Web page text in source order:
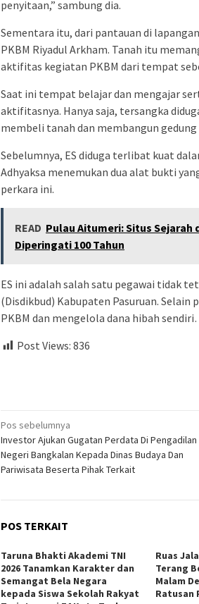
penyitaan,” sambung dia.
Sementara itu, dari pantauan di
PKBM Riyadul Arkham. Tanah itu
aktifitas kegiatan PKBM dari tempat
Saat ini tempat belajar dan mengajar
aktifitasnya. Hanya saja, tersangka
membeli tanah dan membangun gedung
Sebelumnya, ES diduga terlibat kuat
Adhyaksa menemukan dua alat bukti
perkara ini.
READ Pulau Aitumeri: Situs Sejarah
Diperingati 100 Tahun
ES ini adalah salah satu pegawai tidak
(Disdikbud) Kabupaten Pasuruan.
PKBM dan mengelola dana hibah
Post Views: 836
Navigasi
pos
Pos sebelumnya
Investor Ajukan Gugatan Perdata Di Pengadilan
Negeri Bangkalan Kepada Dinas Budaya Dan
Pariwisata Beserta Pihak Terkait
POS TERKAIT
Taruna Bhakti Akademi TNI
2026 Tanamkan Karakter dan
Semangat Bela Negara
kepada Siswa Sekolah Rakyat
Ruas
Terang
Malam
Ratusan